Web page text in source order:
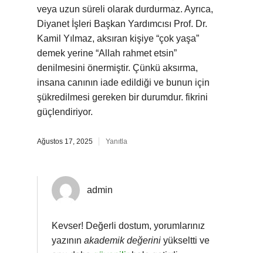
veya uzun süreli olarak durdurmaz. Ayrıca,
Diyanet İşleri Başkan Yardımcısı Prof. Dr.
Kamil Yılmaz, aksıran kişiye “çok yaşa”
demek yerine “Allah rahmet etsin”
denilmesini önermiştir. Çünkü aksırma,
insana canının iade edildiği ve bunun için
şükredilmesi gereken bir durumdur. fikrini
güçlendiriyor.
Ağustos 17, 2025 Yanıtla
admin
Kevser! Değerli dostum, yorumlarınız
yazının akademik değerini yükseltti ve